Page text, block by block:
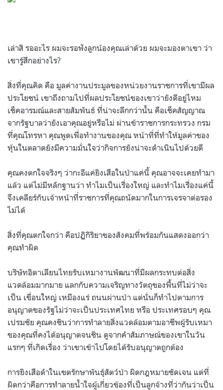
เล่าสิ รออะไร ผมจะรอฟังลูกน้องคุณเล่าด้วย ผมจะมองตาเขา ว่า
เขารู้สึกอย่างไร?
สิ่งที่คุณคิด คือ มูลค่างานประมูลของหน่วยงานราชการที่เขามีผล
ประโยชน์ เขาถึงถามไปที่ผลประโยชน์ของเขาว่ายังดีอยู่ไหม
เช็คอารมณ์และสายสัมพันธ์ ที่น่าจะลึกกว่านั้น คือเช็คสัญญาณ
จากรัฐบาลว่ายังเอาคุณอยู่หรือไม่ ผ่านข้าราชการกระทรวง กรม
ที่คุณโทรหา คุณพูดเพื่อทำงานของคุณ หน้าที่ที่ทำให้มูลค่าของ
หุ้นในตลาดยังมีความมั่นใจว่ากิจการยังน่าจะดำเนินไปด้วยดี
คุณคงตกใจจริงๆ ว่ากะอีแค่ยิงเสือในป่าแค่นี้ คุณอาจจะเคยทำมา
แล้ว แต่ไม่มีหลักฐานว่า ทำไมเป็นเรื่องใหญ่ และทำไมเรื่องแค่นี้
จึงเคลียร์กับเจ้าหน้าที่ราชการที่คุณถนัดมากในการเจรจาต่อรอง
ไม่ได้
สิ่งที่คุณตกใจกว่า คือปฏิกิริยาของสังคมที่พร้อมกันแสดงออกว่า
คุณทำผิด
บริษัทอิตาเลียนไทยรับเหมางานพัฒนาที่มีผลกระทบต่อสิ่ง
แวดล้อมมากมาย แลกกับความเจริญทางวัตถุของพื้นที่ไม่ว่าจะ
เป็น เขื่อนใหญ่ เหมืองแร่ ถนนผ่านป่า แต่นั่นก็ทำไปตามการ
อนุญาตของรัฐไม่ว่าจะเป็นประเทศไทย หรือ ประเทศรอบๆ คุณ
เปรมชัย คุณคงชินว่าการทำลายสิ่งแวดล้อมตามอาชีพผู้รับเหมา
ของคุณที่คงได้อนุญาตจนชิน ดูจากคำสัมภาษณ์ของเขาในวัน
แรกๆ ที่เกิดเรื่อง ว่าเขาเข้าไปโดยได้รับอนุญาตถูกต้อง
การยิงเสือดำในเขตรักษาพันธุ์สัตว์ป่า ผิดกฎหมายชัดเจน แต่ที่
ผิดกว่าคือการทำลายน้ำใจผู้เกี่ยวข้องที่เป็นลูกจ้างที่ว่ากันว่าเป็น